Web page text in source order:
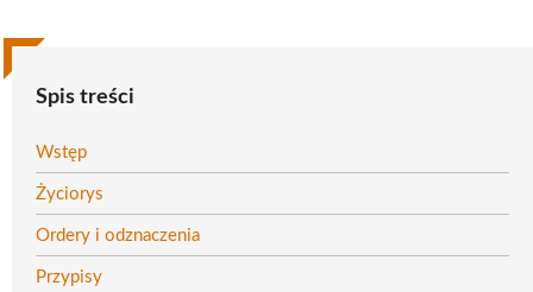
Spis treści
Wstęp
Życiorys
Ordery i odznaczenia
Przypisy